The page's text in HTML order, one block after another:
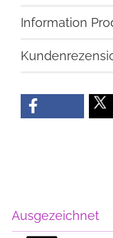
Information
Ausgezeichnet